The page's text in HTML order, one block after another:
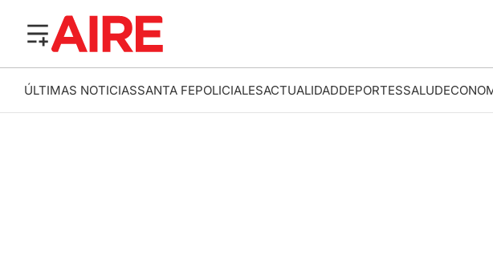
ÚLTIMAS NOTICIASSANTA FEPOLICIALESACTUALIDADDEPORTESSALUD